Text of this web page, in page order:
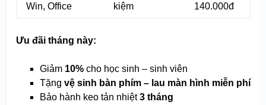
Win, Office
kiệm
140.000đ
Ưu đãi tháng này:
Giảm 10%cho học sinh – sinh viên
Tặng vệ sinh bàn phím – lau màn hình miễn phí
Bảo hành keo tản nhiệt3 tháng